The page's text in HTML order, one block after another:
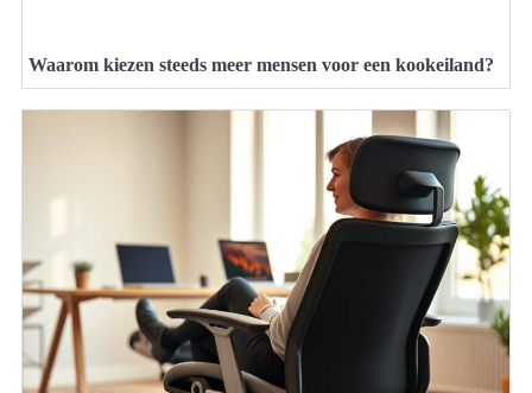
Waarom kiezen steeds meer mensen voor een kookeiland?